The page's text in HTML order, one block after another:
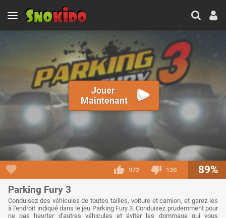
Jouer
Maintenant
972 120 89%
Parking Fury 3
Conduisez des véhicules de toutes tailles, voiture et camion, et garez-les
à l'endroit indiqué dans le jeu Parking Fury 3. Conduisez prudemment pour
ne pas heurter d'autres véhicules et éviter les dommage qui vous